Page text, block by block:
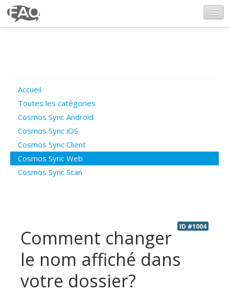
Poser une question
Questions ouvertes
Connexion
Accueil
Toutes les catégories
Cosmos Sync Android
Cosmos Sync iOS
Cosmos Sync Client
Cosmos Sync Web
Cosmos Sync Scan
ID #1004
Comment changer
le nom affiché dans
votre dossier?